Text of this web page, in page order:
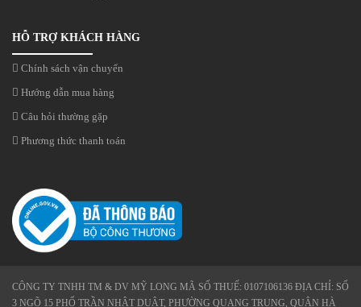
HỖ TRỢ KHÁCH HÀNG
Chính sách vận chuyển
Hướng dẫn mua hàng
Câu hỏi thường gặp
Phương thức thanh toán
CÔNG TY TNHH TM & DV MỸ LONG MÃ SỐ THUẾ: 0107106136 ĐỊA CHỈ: SỐ
3 NGÕ 15 PHỐ TRẦN NHẬT DUẬT, PHƯỜNG QUANG TRUNG, QUẬN HÀ